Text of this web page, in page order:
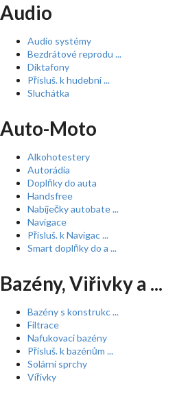
Audio
Audio systémy
Bezdrátové reprodu ...
Diktafony
Přísluš. k hudební ...
Sluchátka
Auto-Moto
Alkohotestery
Autorádia
Doplňky do auta
Handsfree
Nabíječky autobate ...
Navigace
Přísluš. k Navigac ...
Smart doplňky do a ...
Bazény, Viřivky a ...
Bazény s konstrukc ...
Filtrace
Nafukovací bazény
Přísluš. k bazénům ...
Solární sprchy
Vířivky